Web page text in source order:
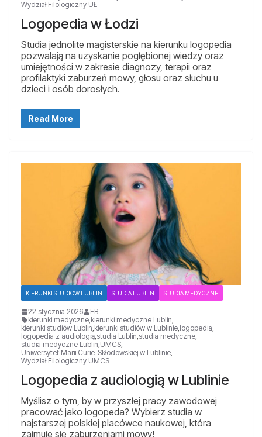
Wydział Filologiczny UŁ
Logopedia w Łodzi
Studia jednolite magisterskie na kierunku logopedia
pozwalają na uzyskanie pogłębionej wiedzy oraz
umiejętności w zakresie diagnozy, terapii oraz
profilaktyki zaburzeń mowy, głosu oraz słuchu u
dzieci i osób dorosłych.
Read More
KIERUNKI STUDIÓW LUBLIN STUDIA LUBLIN STUDIA MEDYCZNE
22 stycznia 2026
EB
kierunki medyczne kierunki medyczne Lublin
kierunki studiów Lublin kierunki studiów w Lublinie logopedia
logopedia z audiologią studia Lublin studia medyczne
studia medyczne Lublin UMCS
Uniwersytet Marii Curie-Skłodowskiej w Lublinie
Wydział Filologiczny UMCS
Logopedia z audiologią w Lublinie
Myślisz o tym, by w przyszłej pracy zawodowej
pracować jako logopeda? Wybierz studia w
najstarszej polskiej placówce naukowej, która
zajmuje się zaburzeniami mowy!